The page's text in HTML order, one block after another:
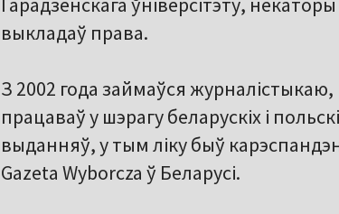
выкладаў права.
З 2002 года займаўся журналістыкаю,
працаваў у шэрагу беларускіх і
выданняў, у тым ліку быў
Gazeta Wyborcza ў Беларусі.